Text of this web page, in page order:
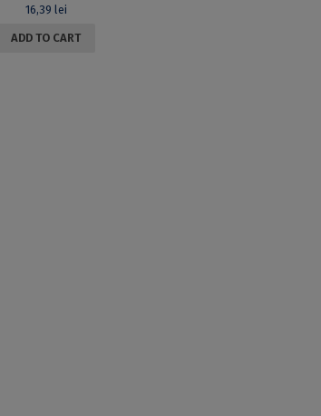
16,39 lei
ADD TO CART